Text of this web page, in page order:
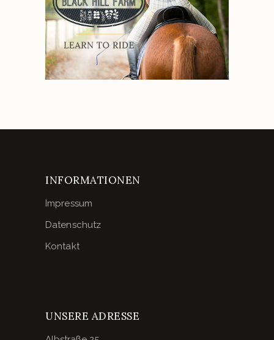
INFORMATIONEN
Impressum
Datenschutz
Kontakt
UNSERE ADRESSE